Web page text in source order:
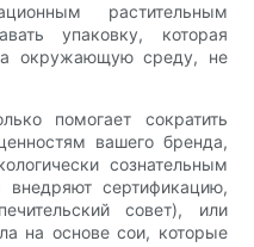
растительным
упаковку, которая
окружающую среду, не
помогает сократить
вашего бренда,
сознательным
сертификацию,
совет), или
на основе сои, которые